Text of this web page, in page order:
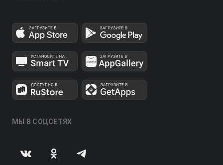
МЫ В СОЦСЕТЯХ